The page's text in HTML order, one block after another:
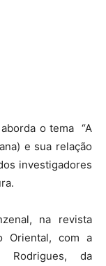
o tema “A
e sua relação
investigadores
na revista
Oriental, com a
Rodrigues, da